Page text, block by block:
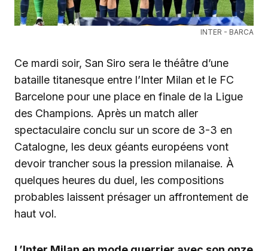
INTER - BARCA
Ce mardi soir, San Siro sera le théâtre d’une
bataille titanesque entre l’Inter Milan et le FC
Barcelone pour une place en finale de la Ligue
des Champions. Après un match aller
spectaculaire conclu sur un score de 3-3 en
Catalogne, les deux géants européens vont
devoir trancher sous la pression milanaise. À
quelques heures du duel, les compositions
probables laissent présager un affrontement de
haut vol.